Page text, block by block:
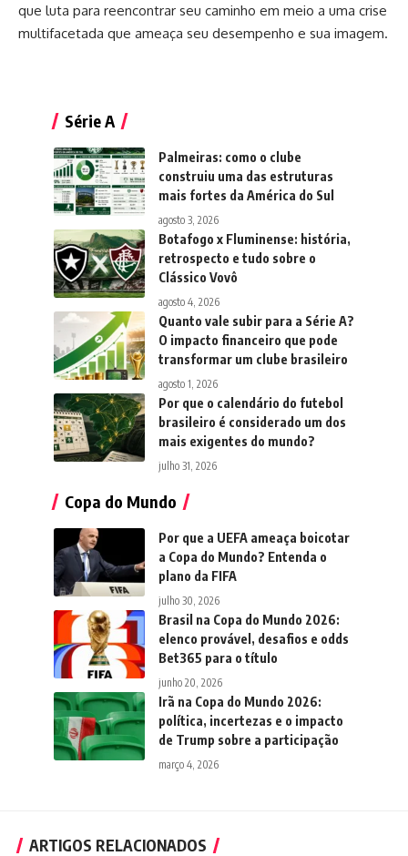
que luta para reencontrar seu caminho em meio a uma crise
multifacetada que ameaça seu desempenho e sua imagem.
Série A
Palmeiras: como o clube
construiu uma das estruturas
mais fortes da América do Sul
agosto 3, 2026
Botafogo x Fluminense: história,
retrospecto e tudo sobre o
Clássico Vovô
agosto 4, 2026
Quanto vale subir para a Série A?
O impacto financeiro que pode
transformar um clube brasileiro
agosto 1, 2026
Por que o calendário do futebol
brasileiro é considerado um dos
mais exigentes do mundo?
julho 31, 2026
Copa do Mundo
Por que a UEFA ameaça boicotar
a Copa do Mundo? Entenda o
plano da FIFA
julho 30, 2026
Brasil na Copa do Mundo 2026:
elenco provável, desafios e odds
Bet365 para o título
junho 20, 2026
Irã na Copa do Mundo 2026:
política, incertezas e o impacto
de Trump sobre a participação
março 4, 2026
ARTIGOS RELACIONADOS